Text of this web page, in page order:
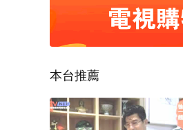
本台推薦